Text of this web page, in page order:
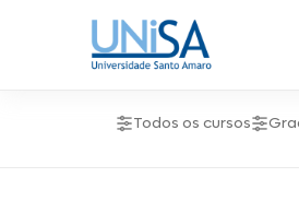
Todos os cursos